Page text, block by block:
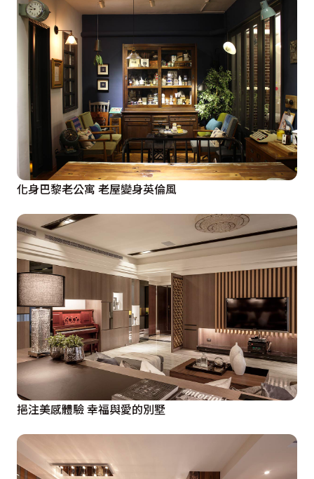
化身巴黎老公寓 老屋變身英倫風
挹注美感體驗 幸福與愛的別墅